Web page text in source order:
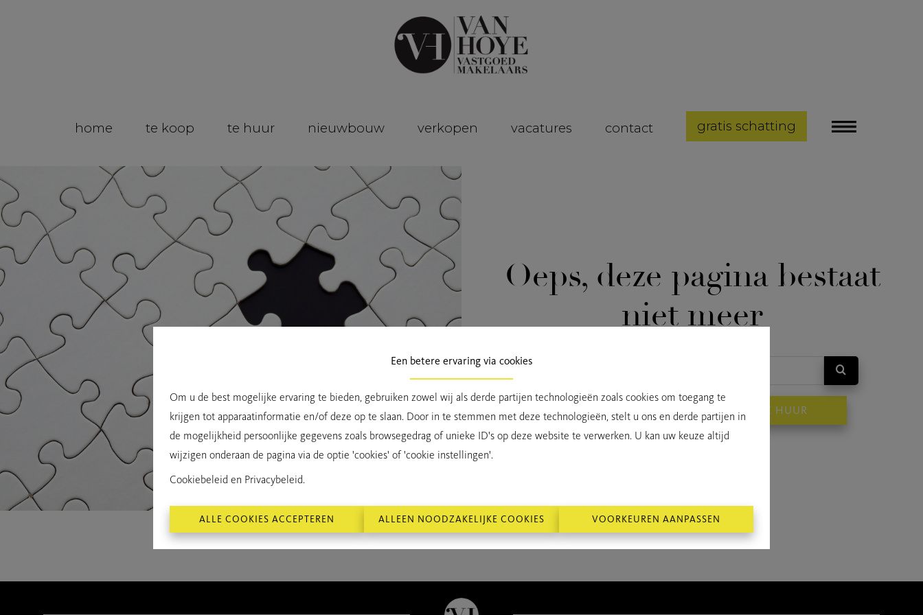
Een betere ervaring via cookies
Om u de best mogelijke ervaring te bieden, gebruiken zowel wij als derde partijen technologieën zoals cookies om toegang te
krijgen tot apparaatinformatie en/of deze op te slaan. Door in te stemmen met deze technologieën, stelt u ons en derde partijen in
de mogelijkheid persoonlijke gegevens zoals browsegedrag of unieke ID's op deze website te verwerken. U kan uw keuze altijd
wijzigen onderaan de pagina via de optie 'cookies' of 'cookie instellingen'.
Cookiebeleid en Privacybeleid.
ALLE COOKIES ACCEPTEREN ALLEEN NOODZAKELIJKE COOKIES VOORKEUREN AANPASSEN
home te koop te huur nieuwbouw verkopen vacatures contact gratis schatting
Oeps, deze pagina bestaat
niet meer
TE KOOP TE HUUR